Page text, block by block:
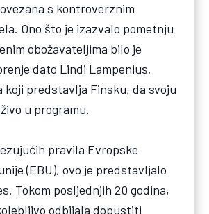
s kontroverznim
Ono što je izazvalo pometnju
obožavateljima bilo je
dato Lindi Lampenius,
koji predstavlja Finsku, da svoju
u programu.
pravila Evropske
(EBU), ovo je predstavljalo
Tokom posljednjih 20 godina,
odbijala dopustiti